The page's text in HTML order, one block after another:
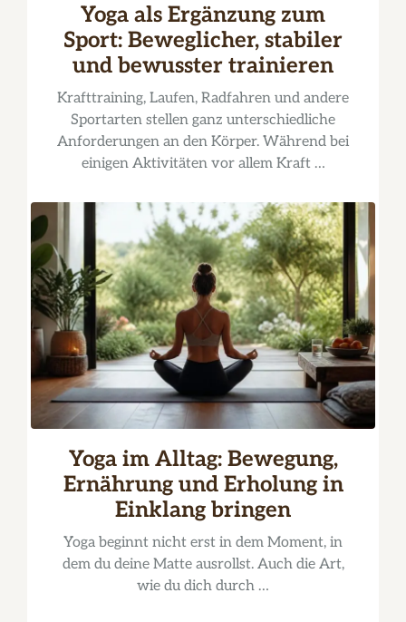
Yoga als Ergänzung zum
Sport: Beweglicher, stabiler
und bewusster trainieren
Krafttraining, Laufen, Radfahren und andere
Sportarten stellen ganz unterschiedliche
Anforderungen an den Körper. Während bei
einigen Aktivitäten vor allem Kraft …
Yoga im Alltag: Bewegung,
Ernährung und Erholung in
Einklang bringen
Yoga beginnt nicht erst in dem Moment, in
dem du deine Matte ausrollst. Auch die Art,
wie du dich durch …